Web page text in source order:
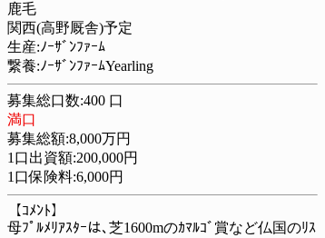
鹿毛
関西(高野厩舎)予定
生産:ﾉｰｻﾞﾝﾌｧｰﾑ
繋養:ﾉｰｻﾞﾝﾌｧｰﾑYearling
募集総口数:400 口
満口
募集総額:8,000万円
1口出資額:200,000円
1口保険料:6,000円
【ｺﾒﾝﾄ】
母ﾌﾟﾙﾒﾘｱｽﾀｰは､芝1600mのｶﾏﾙｺﾞ賞など仏国のﾘｽ